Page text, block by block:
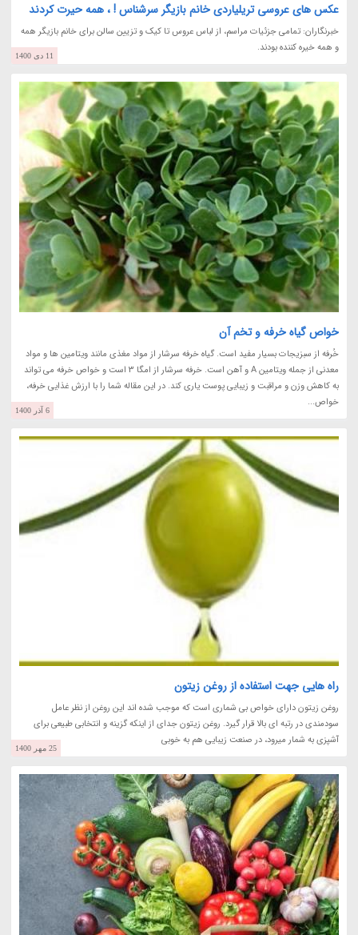
عکس های عروسی تریلیاردی خانم بازیگر سرشناس ! ، همه حیرت کردند
خبرنگاران: تمامی جزئیات مراسم، از لباس عروس تا کیک و تزیین سالن برای خانم بازیگر همه
و همه خیره کننده بودند.
11 دی 1400
خواص گیاه خرفه و تخم آن
خُرفه از سبزیجات بسیار مفید است. گیاه خرفه سرشار از مواد مغذی مانند ویتامین ها و مواد
معدنی از جمله ویتامین A و آهن است. خرفه سرشار از امگا 3 است و خواص خرفه می تواند
به کاهش وزن و مراقبت و زیبایی پوست یاری کند. در این مقاله شما را با ارزش غذایی خرفه،
خواص...
6 آذر 1400
راه هایی جهت استفاده از روغن زیتون
روغن زیتون دارای خواص بی شماری است که موجب شده اند این روغن از نظر عامل
سودمندی در رتبه ای بالا قرار گیرد. روغن زیتون جدای از اینکه گزینه و انتخابی طبیعی برای
آشپزی به شمار میرود، در صنعت زیبایی هم به خوبی
25 مهر 1400